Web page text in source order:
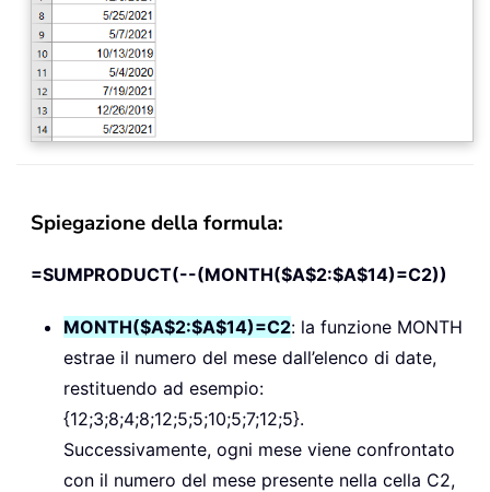
Spiegazione della formula:
=SUMPRODUCT(--(MONTH($A$2:$A$14)=C2))
MONTH($A$2:$A$14)=C2: la funzione MONTH
estrae il numero del mese dall’elenco di date,
restituendo ad esempio:
{12;3;8;4;8;12;5;5;10;5;7;12;5}.
Successivamente, ogni mese viene confrontato
con il numero del mese presente nella cella C2,